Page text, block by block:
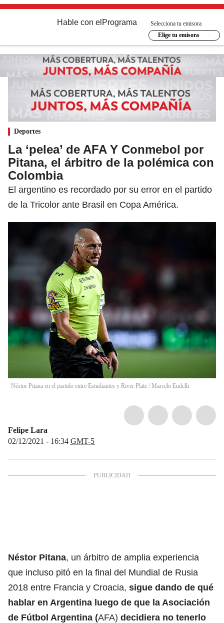
Hable con el Programa
Selecciona tu emisora
Elige tu emisora
Deportes
La ‘pelea’ de AFA Y Conmebol por
Pitana, el árbitro de la polémica con
Colombia
El argentino es recordado por su error en el partido
de la Tricolor ante Brasil en Copa América.
Néstor Pitana en el partido entre Estudiantes y River Plate / Marcelo Endelli
Felipe Lara
02/12/2021 - 16:34 GMT-5
Néstor Pitana, un árbitro de amplia experiencia
que incluso pitó en la final del Mundial de Rusia
2018 entre Francia y Croacia, sigue dando de qué
hablar en Argentina luego de que la Asociación
de Fútbol Argentina (AFA) decidiera no tenerlo